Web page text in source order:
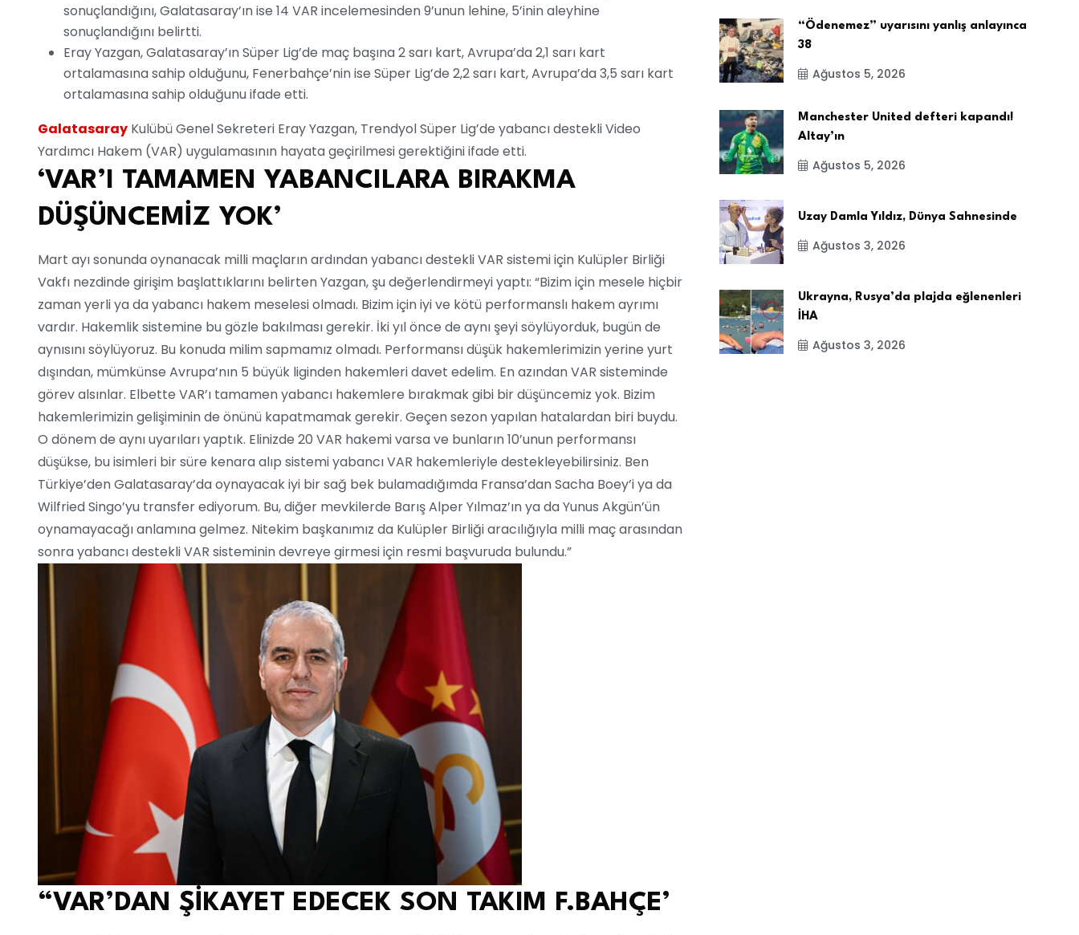
sonuçlandığını, Galatasaray’ın ise 14 VAR incelemesinden 9’unun lehine, 5’inin aleyhine
sonuçlandığını belirtti.
Eray Yazgan, Galatasaray’ın Süper Lig’de maç başına 2 sarı kart, Avrupa’da 2,1 sarı kart
ortalamasına sahip olduğunu, Fenerbahçe’nin ise Süper Lig’de 2,2 sarı kart, Avrupa’da 3,5 sarı kart
ortalamasına sahip olduğunu ifade etti.
Galatasaray Kulübü Genel Sekreteri Eray Yazgan, Trendyol Süper Lig’de yabancı destekli Video
Yardımcı Hakem (VAR) uygulamasının hayata geçirilmesi gerektiğini ifade etti.
‘VAR’I TAMAMEN YABANCILARA BIRAKMA
DÜŞÜNCEMİZ YOK’
Mart ayı sonunda oynanacak milli maçların ardından yabancı destekli VAR sistemi için Kulüpler Birliği
Vakfı nezdinde girişim başlattıklarını belirten Yazgan, şu değerlendirmeyi yaptı: “Bizim için mesele hiçbir
zaman yerli ya da yabancı hakem meselesi olmadı. Bizim için iyi ve kötü performanslı hakem ayrımı
vardır. Hakemlik sistemine bu gözle bakılması gerekir. İki yıl önce de aynı şeyi söylüyorduk, bugün de
aynısını söylüyoruz. Bu konuda milim sapmamız olmadı. Performansı düşük hakemlerimizin yerine yurt
dışından, mümkünse Avrupa’nın 5 büyük liginden hakemleri davet edelim. En azından VAR sisteminde
görev alsınlar. Elbette VAR’ı tamamen yabancı hakemlere bırakmak gibi bir düşüncemiz yok. Bizim
hakemlerimizin gelişiminin de önünü kapatmamak gerekir. Geçen sezon yapılan hatalardan biri buydu.
O dönem de aynı uyarıları yaptık. Elinizde 20 VAR hakemi varsa ve bunların 10’unun performansı
düşükse, bu isimleri bir süre kenara alıp sistemi yabancı VAR hakemleriyle destekleyebilirsiniz. Ben
Türkiye’den Galatasaray’da oynayacak iyi bir sağ bek bulamadığımda Fransa’dan Sacha Boey’i ya da
Wilfried Singo’yu transfer ediyorum. Bu, diğer mevkilerde Barış Alper Yılmaz’ın ya da Yunus Akgün’ün
oynamayacağı anlamına gelmez. Nitekim başkanımız da Kulüpler Birliği aracılığıyla milli maç arasından
sonra yabancı destekli VAR sisteminin devreye girmesi için resmi başvuruda bulundu.”
“VAR’DAN ŞİKAYET EDECEK SON TAKIM F.BAHÇE’
“Ödenemez” uyarısını yanlış anlayınca
38
Ağustos 5, 2026
Manchester United defteri kapandı!
Altay’ın
Ağustos 5, 2026
Uzay Damla Yıldız, Dünya Sahnesinde
Ağustos 3, 2026
Ukrayna, Rusya’da plajda eğlenenleri
İHA
Ağustos 3, 2026